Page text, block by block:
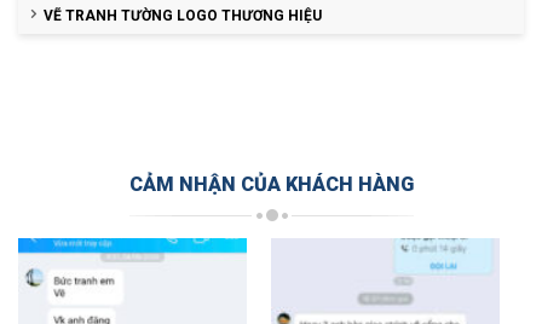
VẼ TRANH TƯỜNG LOGO THƯƠNG HIỆU
CẢM NHẬN CỦA KHÁCH HÀNG